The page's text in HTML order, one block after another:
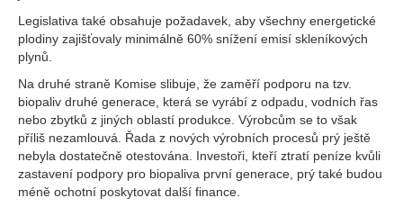
Legislativa také obsahuje požadavek, aby všechny energetické
plodiny zajišťovaly minimálně 60% snížení emisí skleníkových
plynů.
Na druhé straně Komise slibuje, že zaměří podporu na tzv.
biopaliv druhé generace, která se vyrábí z odpadu, vodních řas
nebo zbytků z jiných oblastí produkce. Výrobcům se to však
příliš nezamlouvá. Řada z nových výrobních procesů prý ještě
nebyla dostatečně otestována. Investoři, kteří ztratí peníze kvůli
zastavení podpory pro biopaliva první generace, prý také budou
méně ochotní poskytovat další finance.